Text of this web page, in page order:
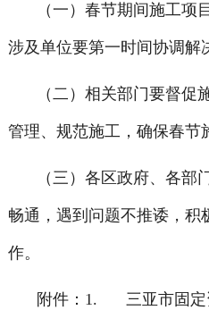
（一）春节期间施工项
涉及单位要第一时间协调解
（二）相关部门要督促
管理、规范施工，确保春节
（三）各区政府、各部
畅通，遇到问题不推诿，积
作。
附件：1. 三亚市固